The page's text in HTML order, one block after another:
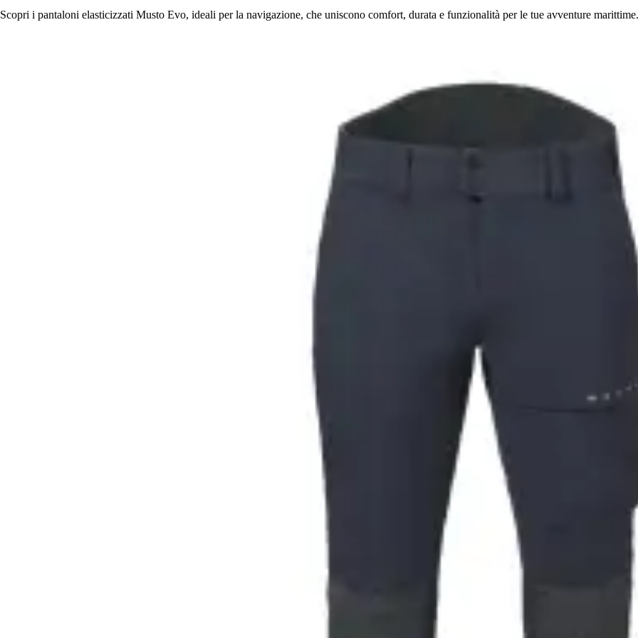
Scopri i pantaloni elasticizzati Musto Evo, ideali per la navigazione, che uniscono comfort, durata e funzionalità per le tue avventure marittime.